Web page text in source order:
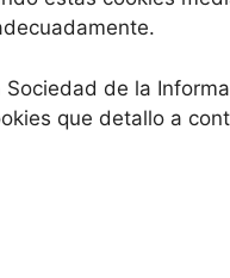
de la
que detallo a